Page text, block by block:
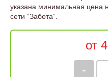
указана минимальная цена
сети “Забота”.
от
-